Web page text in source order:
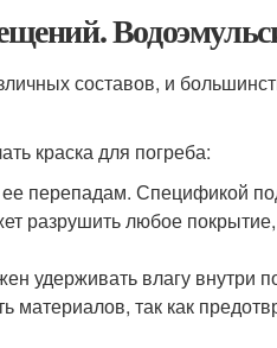
составов, и
краска для погреба:
перепадам. Спецификой
разрушить любое
удерживать влагу внутри
материалов, так как